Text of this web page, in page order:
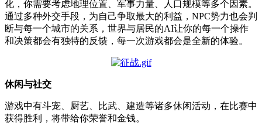
化，你需要考虑地理位置、军事力量、人口规模等多个因素。
通过多种外交手段，为自己争取最大的利益，NPC势力也会判
断与每一个城市的关系，世界与居民的AI让你的每一个操作
和决策都会有独特的反馈，每一次游戏都会是全新的体验。
休闲与社交
游戏中有斗宠、厨艺、比武、建造等诸多休闲活动，在比赛中
获得胜利，将带给你荣誉和金钱。